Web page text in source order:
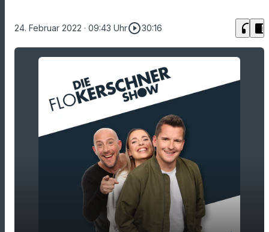
24. Februar 2022 · 09:43 Uhrplay_circle_outline30:16 headphones chrome_reader_mode